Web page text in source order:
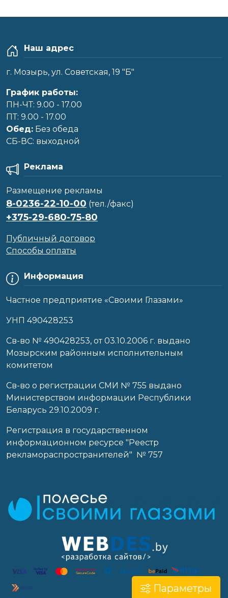
Параметры
Наш адрес
г. Мозырь, ул. Советская, 19 "Б"
График работы:
ПН-ЧТ: 9.00 - 17.00
ПТ: 9.00 - 17.00
Обед: Без обеда
CБ-ВС: выходной
Информация
Частное предприятие «Своими Глазами»
УНП 490428253
Cв-во № 490428253, от 03.10.2006 г. выдано
Мозырским районным исполнительным
комитетом
Св-во о регистрации СМИ № 755 выдано
Министерством информации Республики
Беларусь 29.10.2009 г.
Регистрация в государственном
информационном ресурсе "Реестр
рекламораспространителей" № 757
Реклама
Размещение рекламы
8-0236-22-10-00 (тел./факс)
+375-29-680-75-80
Публичный договор
Способы оплаты